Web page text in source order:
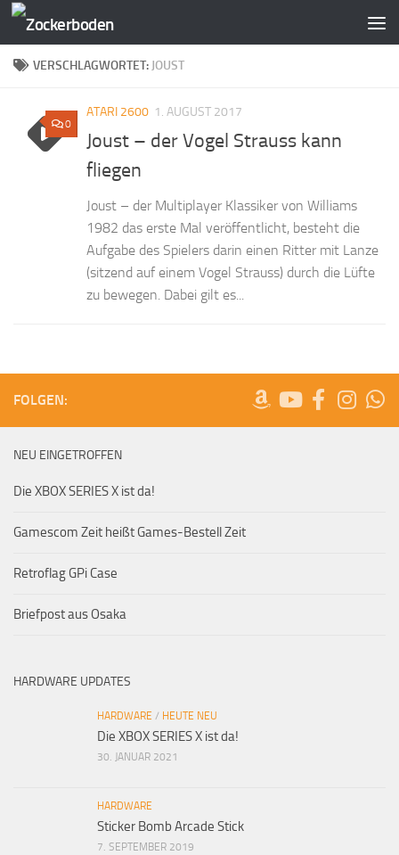
Zum Inhalt springen
VERSCHLAGWORTET: JOUST
0
ATARI 2600 1. AUGUST 2017
Joust – der Vogel Strauss kann
fliegen
Joust – der Multiplayer Klassiker von Williams
1982 das erste Mal veröffentlicht, besteht die
Aufgabe des Spielers darin einen Ritter mit Lanze
(sitzend auf einem Vogel Strauss) durch die Lüfte
zu bewegen. Dabei gilt es...
FOLGEN:
NEU EINGETROFFEN
Die XBOX SERIES X ist da!
Gamescom Zeit heißt Games-Bestell Zeit
Retroflag GPi Case
Briefpost aus Osaka
HARDWARE UPDATES
HARDWARE / HEUTE NEU
Die XBOX SERIES X ist da!
30. JANUAR 2021
HARDWARE
Sticker Bomb Arcade Stick
7. SEPTEMBER 2019